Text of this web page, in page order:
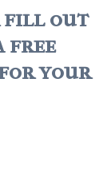
fill out
free
your